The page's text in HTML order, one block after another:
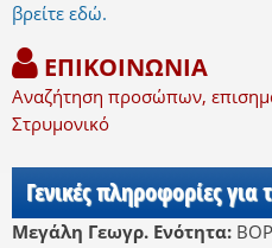
βρείτε εδώ.
ΕΠΙΚΟΙΝΩΝΙΑ
Αναζήτηση προσώπων,
Στρυμονικό
Γενικές πληροφορίες για
Μεγάλη Γεωγρ. Ενότητα: